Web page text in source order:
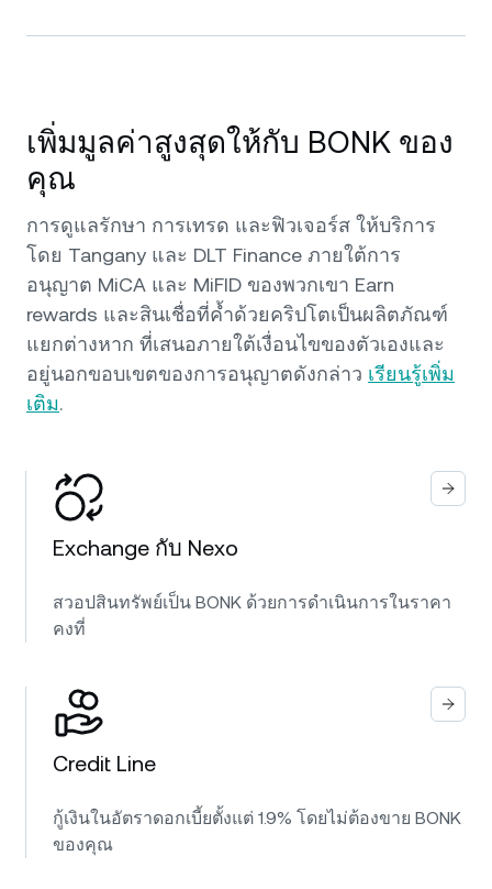
เพิ่มมูลค่าสูงสุดให้กับ BONK ของ
คุณ
การดูแลรักษา การเทรด และฟิวเจอร์ส ให้บริการ
โดย Tangany และ DLT Finance ภายใต้การ
อนุญาต MiCA และ MiFID ของพวกเขา Earn
rewards และสินเชื่อที่ค้ำด้วยคริปโตเป็นผลิตภัณฑ์
แยกต่างหาก ที่เสนอภายใต้เงื่อนไขของตัวเองและ
อยู่นอกขอบเขตของการอนุญาตดังกล่าว เรียนรู้เพิ่ม
เติม.
Exchange กับ Nexo
สวอปสินทรัพย์เป็น BONK ด้วยการดำเนินการในราคา
คงที่
Credit Line
กู้เงินในอัตราดอกเบี้ยตั้งแต่ 1.9% โดยไม่ต้องขาย BONK
ของคุณ